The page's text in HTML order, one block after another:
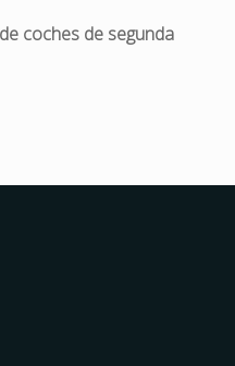
coches de segunda